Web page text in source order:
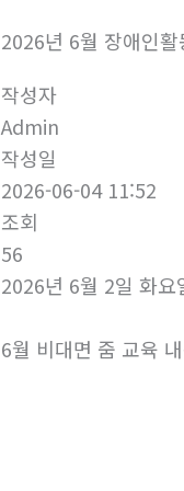
2026년 6월 장애인
작성자
Admin
작성일
2026-06-04 11:52
조회
56
2026년 6월 2일 화요
6월 비대면 줌 교육